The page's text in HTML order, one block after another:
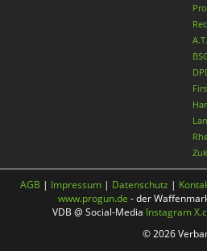
AGB | Impressum | Datenschutz |
www.progun.de - der
VDB @ Social-Media Instagram
© 2026